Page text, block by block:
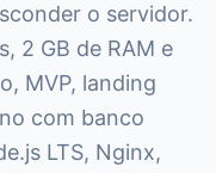
o servidor.
2 GB de RAM e
MVP, landing
com banco
LTS, Nginx,